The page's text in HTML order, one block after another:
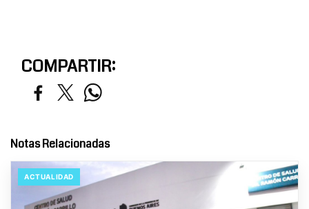
COMPARTIR:
Notas Relacionadas
ACTUALIDAD